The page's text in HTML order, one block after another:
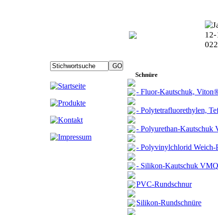
Schnüre
- Fluor-Kautschuk,
- Polytetrafluorethylen,
- Polyurethan-
- Polyvinylchlorid Weich-
- Silikon-Kautschuk VMQ
PVC-Rundschnur
Silikon-Rundschnüre